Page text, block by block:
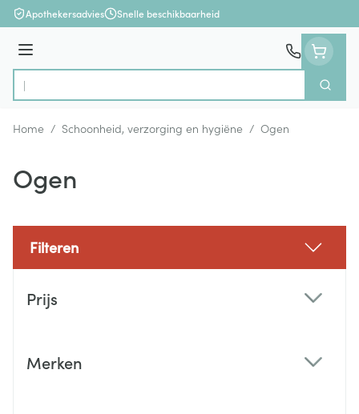
Ga naar de inhoud
Apothekersadvies Snelle beschikbaarheid
Menu
Product, merk, categorie...
Zoek
Home / Schoonheid, verzorging en hygiëne / Ogen
Ogen
Filteren
Prijs
Merken